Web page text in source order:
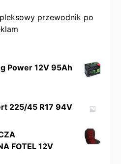
przewodnik po
Power 12V 95Ah
225/45 R17 94V
FOTEL 12V